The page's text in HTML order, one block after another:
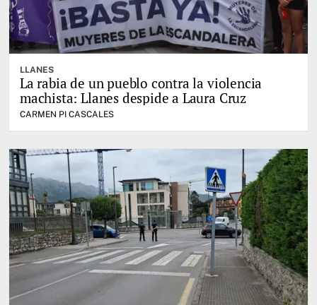
LLANES
La rabia de un pueblo contra la violencia
machista: Llanes despide a Laura Cruz
CARMEN PI CASCALES